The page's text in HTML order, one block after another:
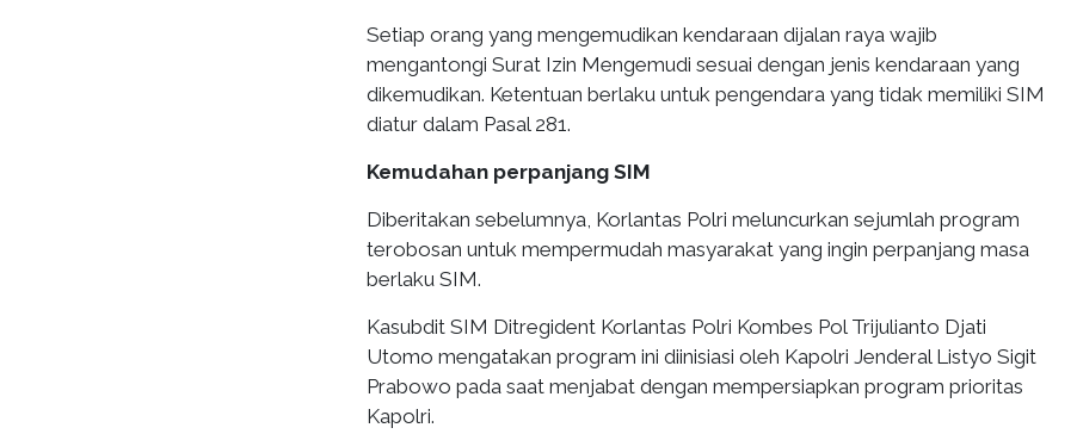
Setiap orang yang mengemudikan kendaraan dijalan raya wajib
mengantongi Surat Izin Mengemudi sesuai dengan jenis kendaraan yang
dikemudikan. Ketentuan berlaku untuk pengendara yang tidak memiliki SIM
diatur dalam Pasal 281.
Kemudahan perpanjang SIM
Diberitakan sebelumnya, Korlantas Polri meluncurkan sejumlah program
terobosan untuk mempermudah masyarakat yang ingin perpanjang masa
berlaku SIM.
Kasubdit SIM Ditregident Korlantas Polri Kombes Pol Trijulianto Djati
Utomo mengatakan program ini diinisiasi oleh Kapolri Jenderal Listyo Sigit
Prabowo pada saat menjabat dengan mempersiapkan program prioritas
Kapolri.